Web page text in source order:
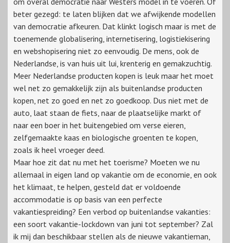
beter gezegd: te laten blijken dat we afwijkende modellen
van democratie afkeuren. Dat klinkt logisch maar is met de
toenemende globalisering, internetisering, logistiekisering
en webshopisering niet zo eenvoudig. De mens, ook de
Nederlandse, is van huis uit lui, krenterig en gemakzuchtig.
Meer Nederlandse producten kopen is leuk maar het moet
wel net zo gemakkelijk zijn als buitenlandse producten
kopen, net zo goed en net zo goedkoop. Dus niet met de
auto, laat staan de fiets, naar de plaatselijke markt of
naar een boer in het buitengebied om verse eieren,
zelfgemaakte kaas en biologische groenten te kopen,
zoals ik heel vroeger deed.
Maar hoe zit dat nu met het toerisme? Moeten we nu
allemaal in eigen land op vakantie om de economie, en ook
het klimaat, te helpen, gesteld dat er voldoende
accommodatie is op basis van een perfecte
vakantiespreiding? Een verbod op buitenlandse vakanties:
een soort vakantie-lockdown van juni tot september? Zal
ik mij dan beschikbaar stellen als de nieuwe vakantieman,